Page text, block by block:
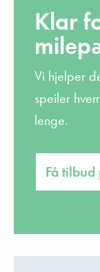
Klar
Vi hjelper
speiler
lenge.
Få